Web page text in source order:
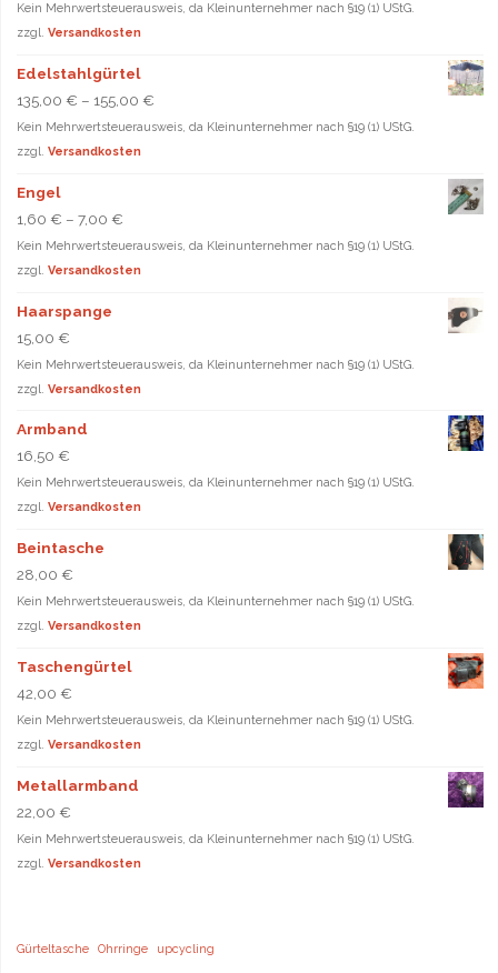
Kein Mehrwertsteuerausweis, da Kleinunternehmer nach §19 (1) UStG.
zzgl. Versandkosten
Edelstahlgürtel
135,00 € – 155,00 €
Kein Mehrwertsteuerausweis, da Kleinunternehmer nach §19 (1) UStG.
zzgl. Versandkosten
Engel
1,60 € – 7,00 €
Kein Mehrwertsteuerausweis, da Kleinunternehmer nach §19 (1) UStG.
zzgl. Versandkosten
Haarspange
15,00 €
Kein Mehrwertsteuerausweis, da Kleinunternehmer nach §19 (1) UStG.
zzgl. Versandkosten
Armband
16,50 €
Kein Mehrwertsteuerausweis, da Kleinunternehmer nach §19 (1) UStG.
zzgl. Versandkosten
Beintasche
28,00 €
Kein Mehrwertsteuerausweis, da Kleinunternehmer nach §19 (1) UStG.
zzgl. Versandkosten
Taschengürtel
42,00 €
Kein Mehrwertsteuerausweis, da Kleinunternehmer nach §19 (1) UStG.
zzgl. Versandkosten
Metallarmband
22,00 €
Kein Mehrwertsteuerausweis, da Kleinunternehmer nach §19 (1) UStG.
zzgl. Versandkosten
Gürteltasche Ohrringe upcycling